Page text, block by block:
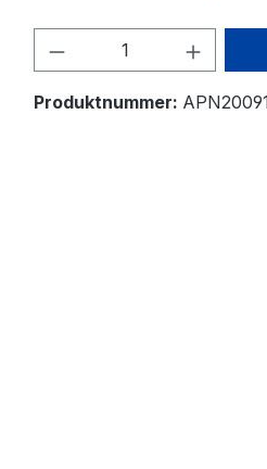
Produkt Anzahl:
Produktnummer: